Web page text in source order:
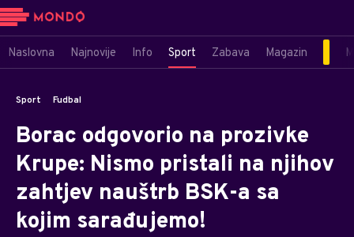
Naslovna Najnovije Info Sport Zabava Magazin
Sport Fudbal
Borac odgovorio na prozivke
Krupe: Nismo pristali na njihov
zahtjev nauštrb BSK-a sa
kojim sarađujemo!